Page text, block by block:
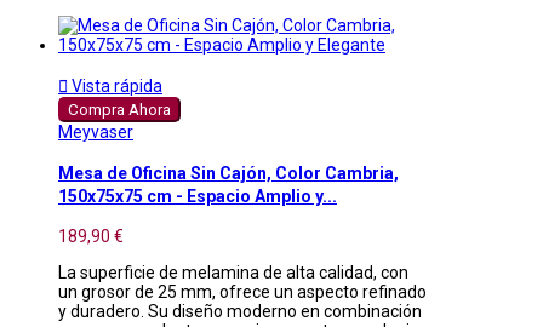
 Vista rápida
Compra Ahora
Meyvaser
Mesa de Oficina Sin Cajón, Color Cambria,
150x75x75 cm - Espacio Amplio y...
189,90 €
La superficie de melamina de alta calidad, con
un grosor de 25 mm, ofrece un aspecto refinado
y duradero. Su diseño moderno en combinación